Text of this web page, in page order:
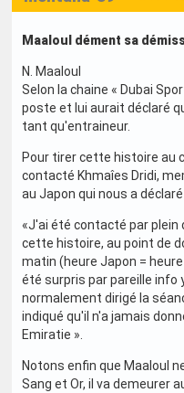
Maaloul dément sa
N. Maaloul
Selon la chaine « Dubai
poste et lui aurait déclaré
tant qu'entraineur.
Pour tirer cette histoire au
contacté Khmaîes Dridi,
au Japon qui nous a
«J'ai été contacté par plein
cette histoire, au point de
matin (heure Japon =
été surpris par pareille info
normalement dirigé la
indiqué qu'il n'a jamais
Emiratie ».
Notons enfin que Maaloul
Sang et Or, il va demeurer